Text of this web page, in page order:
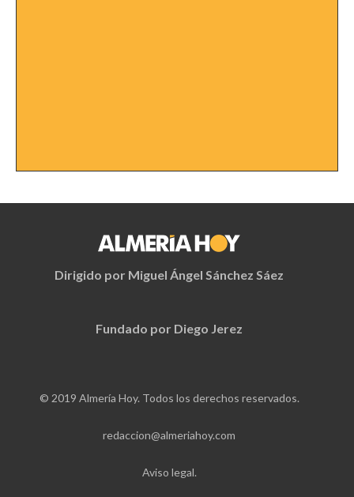
Dirigido por Miguel Ángel Sánchez Sáez
Fundado por Diego Jerez
© 2019 Almería Hoy. Todos los derechos reservados.
redaccion@almeriahoy.com
Aviso legal.